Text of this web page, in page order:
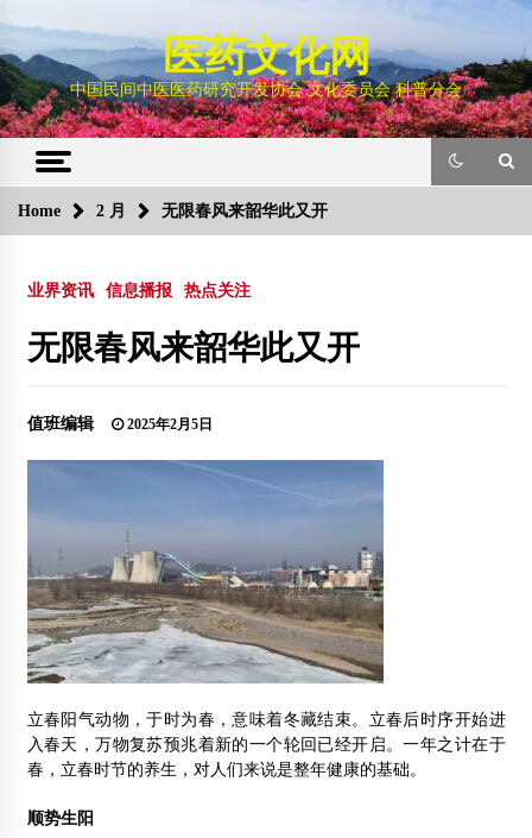
content
医药文化网
中国民间中医医药研究开发协会 文化委员会 科普分会
Home 2 月 无限春风来韶华此又开
业界资讯 信息播报 热点关注
无限春风来韶华此又开
值班编辑 2025年2月5日
立春阳气动物，于时为春，意味着冬藏结束。立春后时序开始进
入春天，万物复苏预兆着新的一个轮回已经开启。一年之计在于
春，立春时节的养生，对人们来说是整年健康的基础。
顺势生阳